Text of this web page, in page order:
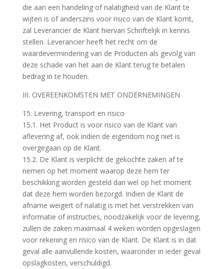
die aan een handeling of nalatigheid van de Klant te
wijten is of anderszins voor risico van de Klant komt,
zal Leverancier de Klant hiervan Schriftelijk in kennis
stellen. Leverancier heeft het recht om de
waardevermindering van de Producten als gevolg van
deze schade van het aan de Klant terug te betalen
bedrag in te houden.
III. OVEREENKOMSTEN MET ONDERNEMINGEN
15. Levering, transport en risico
15.1. Het Product is voor risico van de Klant van
aflevering af, ook indien de eigendom nog niet is
overgegaan op de Klant.
15.2. De Klant is verplicht de gekochte zaken af te
nemen op het moment waarop deze hem ter
beschikking worden gesteld dan wel op het moment
dat deze hem worden bezorgd. Indien de Klant de
afname weigert of nalatig is met het verstrekken van
informatie of instructies, noodzakelijk voor de levering,
zullen de zaken maximaal 4 weken worden opgeslagen
voor rekening en risico van de Klant. De Klant is in dat
geval alle aanvullende kosten, waaronder in ieder geval
opslagkosten, verschuldigd.